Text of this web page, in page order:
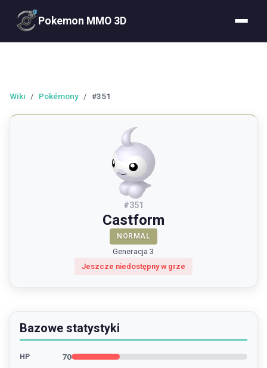
Pokemon MMO 3D
Wiki / Pokémony / #351
#351
Castform
NORMAL
Generacja 3
Jeszcze niedostępny w grze
Bazowe statystyki
HP 70